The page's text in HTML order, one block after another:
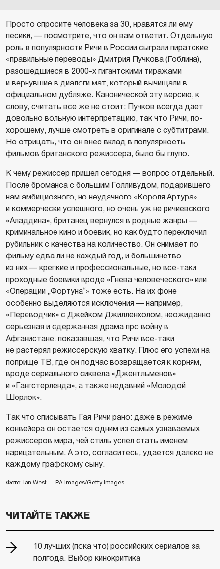
Просто спросите человека за 30, нравятся ли ему
песики, — посмотрите, что он вам ответит. Отдельную
роль в популярности Ричи в России сыграли пиратские
«правильные переводы» Дмитрия Пучкова (Гоблина),
разошедшиеся в 2000-х гигантскими тиражами
и вернувшие в диалоги мат, который вычищали в
официальном дубляже. Канонической эту версию, к
слову, считать все же не стоит: Пучков всегда дает
довольно вольную интерпретацию, так что Ричи, по-
хорошему, лучше смотреть в оригинале с субтитрами.
Но отрицать, что он внес вклад в популярность
фильмов британского режиссера, было бы глупо.
К чему режиссер пришел сегодня — вопрос отдельный.
После броманса с большим Голливудом, подарившего
нам амбициозного, но неудачного «Короля Артура»
и коммерчески успешного, но очень уж не ричиевского
«Аладдина», британец вернулся в родные жанры —
криминальное кино и боевик, но как будто переключил
рубильник с качества на количество. Он снимает по
фильму едва ли не каждый год, и большинство
из них — крепкие и профессиональные, но все-таки
проходные боевики вроде «Гнева человеческого» или
«Операции „Фортуна“» тоже есть. На их фоне
особенно выделяются исключения — например,
«Переводчик» с Джейком Джилленхолом, неожиданно
серьезная и сдержанная драма про войну в
Афганистане, показавшая, что Ричи все-таки
не растерял режиссерскую хватку. Плюс его успехи на
поприще ТВ, где он подчас возвращается к корням,
вроде сериального сиквела «Джентльменов»
и «Гангстерленда», а также недавний «Молодой
Шерлок».
Так что списывать Гая Ричи рано: даже в режиме
конвейера он остается одним из самых узнаваемых
режиссеров мира, чей стиль успел стать именем
нарицательным. А это, согласитесь, удается далеко не
каждому графскому сыну.
Фото: Ian West — PA Images/Getty Images
ЧИТАЙТЕ ТАКЖЕ
10 лучших (пока что) российских сериалов за
полгода. Выбор кинокритика